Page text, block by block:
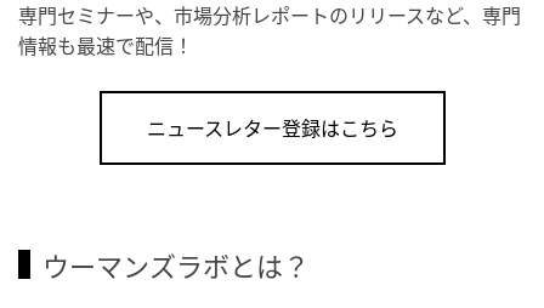
専門セミナーや、市場分析レポートのリリースなど、専門
情報も最速で配信！
ニュースレター登録はこちら
ウーマンズラボとは？